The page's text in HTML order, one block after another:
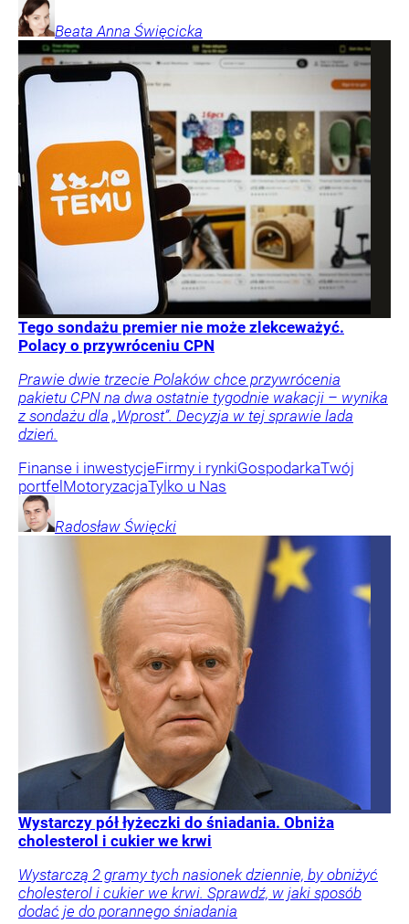
Beata Anna Święcicka
Tego sondażu premier nie może zlekceważyć.
Polacy o przywróceniu CPN
Prawie dwie trzecie Polaków chce przywrócenia
pakietu CPN na dwa ostatnie tygodnie wakacji – wynika
z sondażu dla „Wprost”. Decyzja w tej sprawie lada
dzień.
Finanse i inwestycjeFirmy i rynkiGospodarkaTwój
portfel MotoryzacjaTylko u Nas
Radosław Święcki
Wystarczy pół łyżeczki do śniadania. Obniża
cholesterol i cukier we krwi
Wystarczą 2 gramy tych nasionek dziennie, by obniżyć
cholesterol i cukier we krwi. Sprawdź, w jaki sposób
dodać je do porannego śniadania